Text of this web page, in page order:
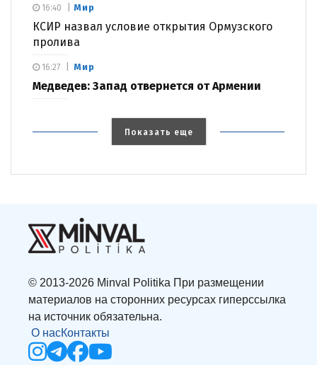
Мир
КСИР назвал условие открытия Ормузского
пролива
16:40
Мир
Медведев: Запад отвернется от Армении
16:27
Показать еще
© 2013-2026 Minval Politika При размещении
материалов на сторонних ресурсах гиперссылка
на источник обязательна.
О насКонтакты